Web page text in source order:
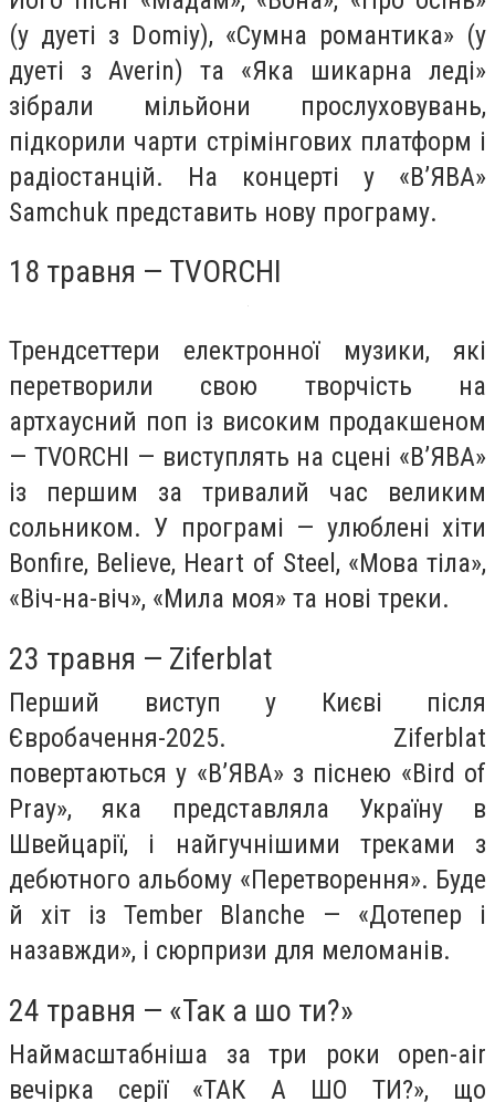
(у дуеті з Domiy), «Сумна романтика» (у
дуеті з Averin) та «Яка шикарна леді»
зібрали мільйони прослуховувань,
підкорили чарти стрімінгових платформ і
радіостанцій. На концерті у «В’ЯВА»
Samchuk представить нову програму.
18 травня — TVORCHI
Трендсеттери електронної музики, які
перетворили свою творчість на
артхаусний поп із високим продакшеном
— TVORCHI — виступлять на сцені «В’ЯВА»
із першим за тривалий час великим
сольником. У програмі — улюблені хіти
Bonfire, Believe, Heart of Steel, «Мова тіла»,
«Віч-на-віч», «Мила моя» та нові треки.
23 травня — Ziferblat
Перший виступ у Києві після
Євробачення-2025. Ziferblat
повертаються у «В’ЯВА» з піснею «Bird of
Pray», яка представляла Україну в
Швейцарії, і найгучнішими треками з
дебютного альбому «Перетворення». Буде
й хіт із Tember Blanche — «Дотепер і
назавжди», і сюрпризи для меломанів.
24 травня — «Так а шо ти?»
Наймасштабніша за три роки open-air
вечірка серії «ТАК А ШО ТИ?», що